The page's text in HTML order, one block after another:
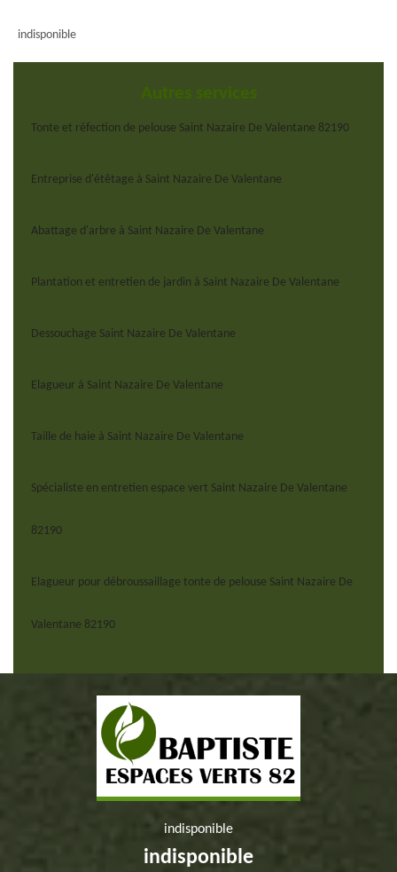
indisponible
Autres services
Tonte et réfection de pelouse Saint Nazaire De Valentane 82190
Entreprise d'étêtage à Saint Nazaire De Valentane
Abattage d'arbre à Saint Nazaire De Valentane
Plantation et entretien de jardin à Saint Nazaire De Valentane
Dessouchage Saint Nazaire De Valentane
Elagueur à Saint Nazaire De Valentane
Taille de haie à Saint Nazaire De Valentane
Spécialiste en entretien espace vert Saint Nazaire De Valentane
82190
Elagueur pour débroussaillage tonte de pelouse Saint Nazaire De
Valentane 82190
indisponible
indisponible